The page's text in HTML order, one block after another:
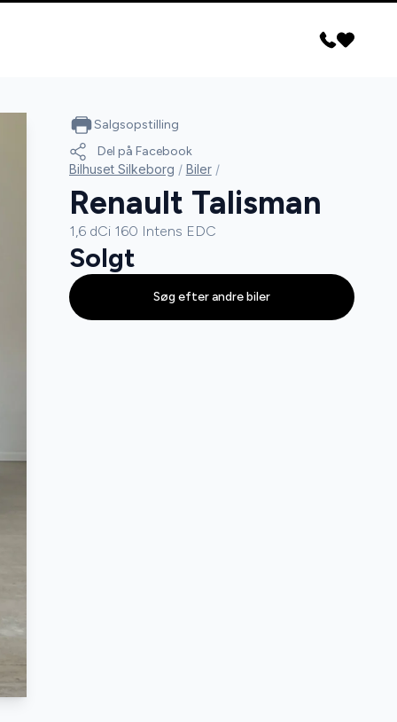
Salgsopstilling
Del på Facebook
Bilhuset Silkeborg / Biler /
Renault Talisman
1,6 dCi 160 Intens EDC
Solgt
Søg efter andre biler